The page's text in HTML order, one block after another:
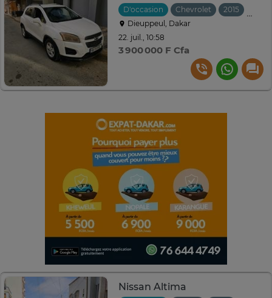
D'occasion Chevrolet 2015
Dieuppeul, Dakar
22. juil., 10:58
3 900 000 F Cfa
Nissan Altima